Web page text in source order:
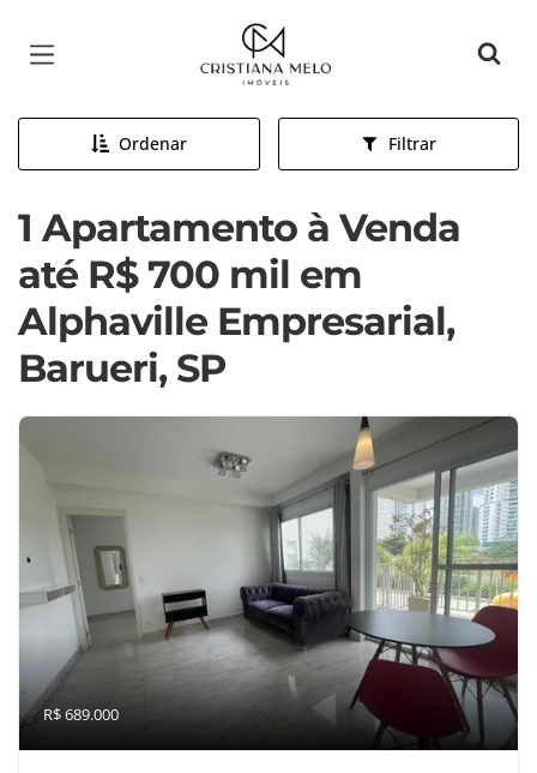
Página inicial
Ordenar Filtrar
1 Apartamento à Venda
até R$ 700 mil em
Alphaville Empresarial,
Barueri, SP
R$ 689.000